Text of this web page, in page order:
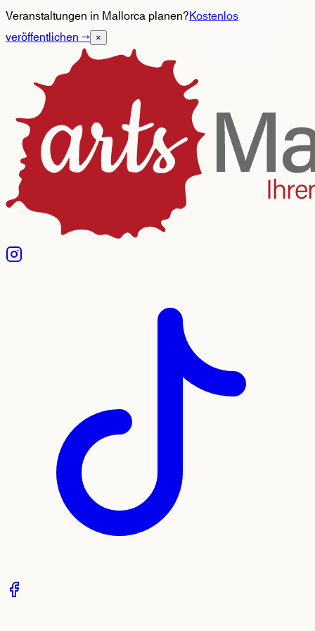
Veranstaltungen in Mallorca planen?Kostenlos
veröffentlichen→ ×